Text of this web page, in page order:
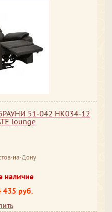
51-042 HK034-12
lounge
на-Дону
наличие
435 руб.